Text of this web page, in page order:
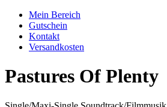
Mein Bereich
Gutschein
Kontakt
Versandkosten
Pastures Of Plenty